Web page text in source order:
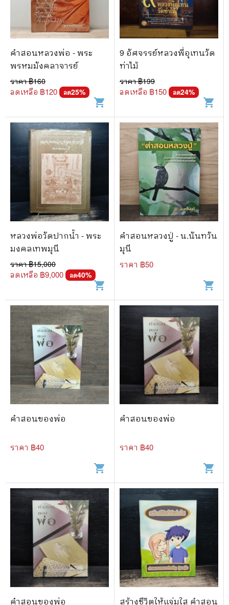
คำสอนหลวงพ่อ - พระ
พรหมมังคลาจารย์
ราคา ฿160
ลดเหลือ ฿120 ลด25%
shopping_cart
9 อัศจรรย์หลวงพี่อุเทนวัด
ท่าไม้
ราคา ฿199
ลดเหลือ ฿150 ลด24%
shopping_cart
หลวงพ่อวัดปากน้ำ - พระ
มงคลเทพมุนี
ราคา ฿15,000
ลดเหลือ ฿9,000 ลด40%
shopping_cart
คำสอนหลวงปู่ - น.นันทวัน
มุนี
ราคา ฿50
shopping_cart
คำสอนของพ่อ
ราคา ฿40
shopping_cart
คำสอนของพ่อ
ราคา ฿40
shopping_cart
คำสอนของพ่อ สร้างชีวิตให้แจ่มใส คำสอน